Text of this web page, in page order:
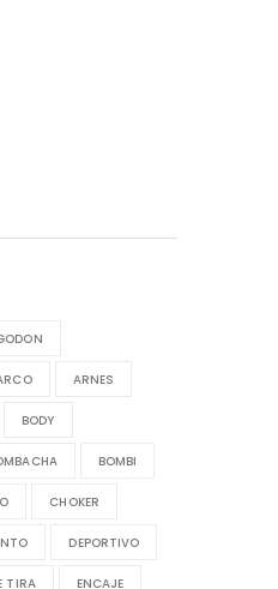
ARNES
BODY
BOMBI
CHOKER
DEPORTIVO
TIRA ENCAJE